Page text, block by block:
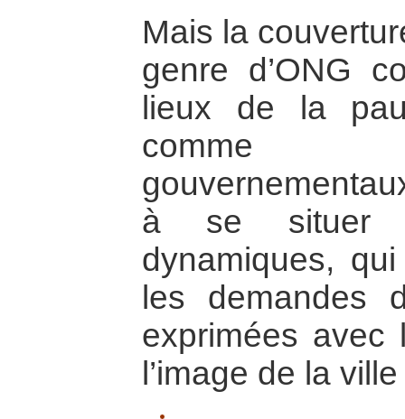
Mais la
genre d’ONG
lieux de la
comme
à se situer
dynamiques,
les demandes
exprimées avec
l’image de la